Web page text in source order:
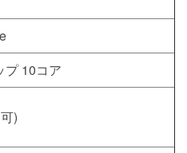
プ 10コア
)